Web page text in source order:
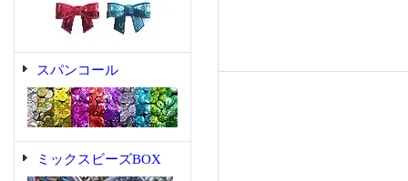
スパンコール
ミックスビーズBOX